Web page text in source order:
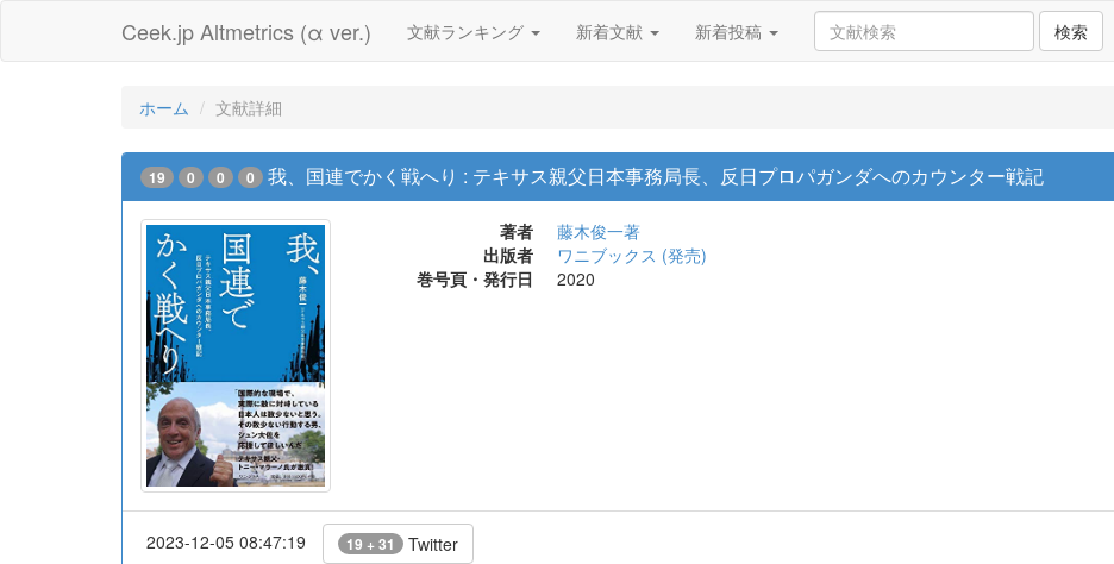
Ceek.jp Altmetrics (α ver.) 文献ランキング 新着文献 新着投稿 検索
ホーム 文献詳細
19 0 0 0 我、国連でかく戦へり : テキサス親父日本事務局長、反日プロパガンダへのカウンター戦記
著者
藤木俊一著
出版者
ワニブックス (発売)
巻号頁・発行日
2020
2023-12-05 08:47:19 19 + 31 Twitter